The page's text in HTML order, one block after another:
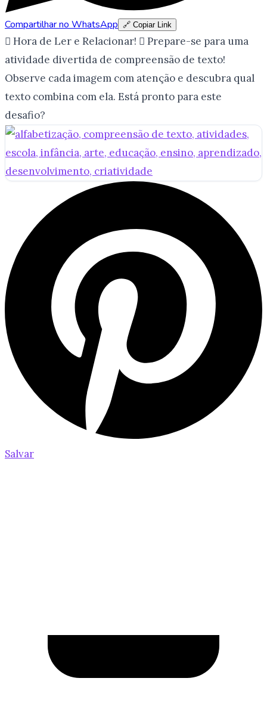
Compartilhar no WhatsApp 🔗 Copiar Link
 Hora de Ler e Relacionar!  Prepare-se para uma
atividade divertida de compreensão de texto!
Observe cada imagem com atenção e descubra qual
texto combina com ela. Está pronto para este
desafio?
Salvar